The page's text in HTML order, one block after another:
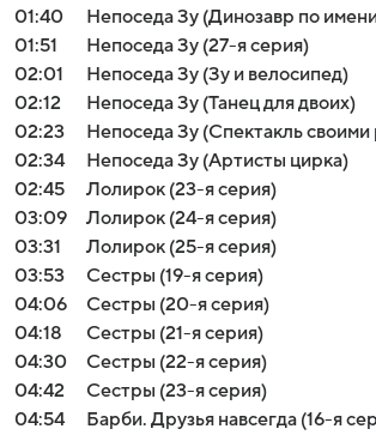
01:40
Непоседа Зу (Динозавр по
01:51
Непоседа Зу (27-я серия)
02:01
Непоседа Зу (Зу и велосипед)
02:12
Непоседа Зу (Танец для двоих)
02:23
Непоседа Зу (Спектакль своими
02:34
Непоседа Зу (Артисты цирка)
02:45
Лолирок (23-я серия)
03:09
Лолирок (24-я серия)
03:31
Лолирок (25-я серия)
03:53
Сестры (19-я серия)
04:06
Сестры (20-я серия)
04:18
Сестры (21-я серия)
04:30
Сестры (22-я серия)
04:42
Сестры (23-я серия)
04:54
Барби. Друзья навсегда (16-я